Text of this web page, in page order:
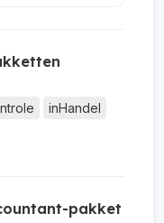
inHandel
pakket